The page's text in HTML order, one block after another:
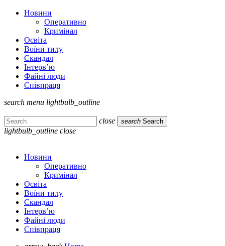
Новини
Оперативно
Кримінал
Освіта
Воїни тилу
Скандал
Інтерв’ю
Файні люди
Співпраця
search menu lightbulb_outline
close search Search
lightbulb_outline close
Новини
Оперативно
Кримінал
Освіта
Воїни тилу
Скандал
Інтерв’ю
Файні люди
Співпраця